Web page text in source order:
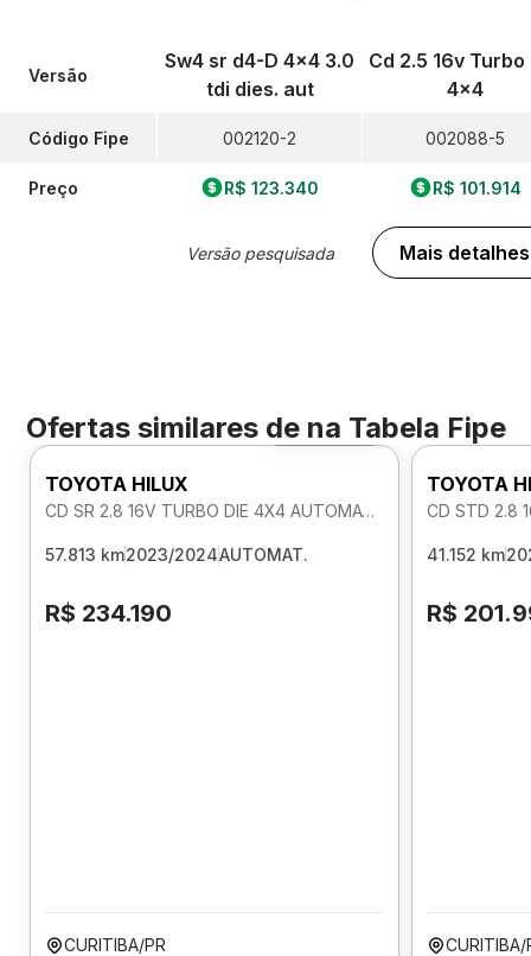
Versão
Código Fipe
Preço
Sw4 sr d4-D 4x4 3.0
tdi dies. aut
002120-2
R$ 123.340
Versão pesquisada
Cd 2.5 16v Turbo
4x4
002088-5
R$ 101.914
Mais detalhes
Ofertas similares de na Tabela Fipe
Foto 360º
TOYOTA HILUX
CD SR 2.8 16V TURBO DIE 4X4 AUTOMATICO
57.813 km2023/2024AUTOMAT.
R$ 234.190
CURITIBA/PR
TOYOTA
CD STD 2.8
41.152 km
R$
CURITIBA/